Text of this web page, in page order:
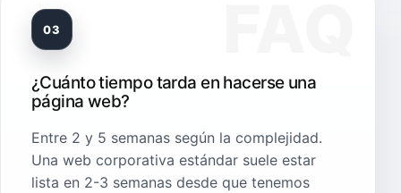
03
¿Cuánto tiempo tarda en hacerse una
página web?
Entre 2 y 5 semanas según la complejidad.
Una web corporativa estándar suele estar
lista en 2-3 semanas desde que tenemos